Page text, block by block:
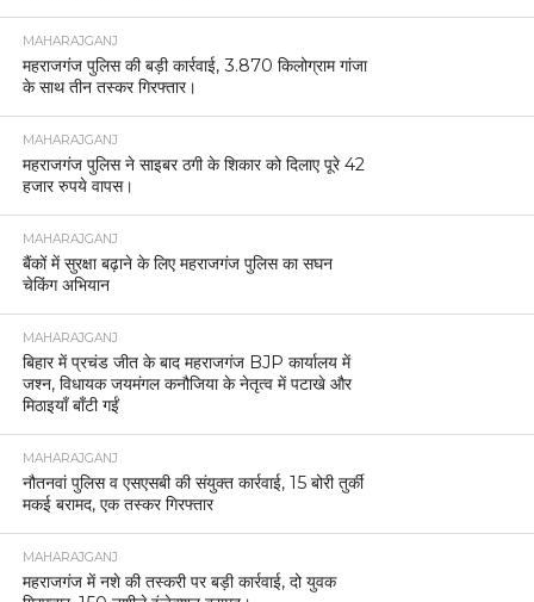
MAHARAJGANJ
महराजगंज पुलिस की बड़ी कार्रवाई, 3.870 किलोग्राम गांजा
के साथ तीन तस्कर गिरफ्तार।
MAHARAJGANJ
महराजगंज पुलिस ने साइबर ठगी के शिकार को दिलाए पूरे 42
हजार रुपये वापस।
MAHARAJGANJ
बैंकों में सुरक्षा बढ़ाने के लिए महराजगंज पुलिस का सघन
चेकिंग अभियान
MAHARAJGANJ
बिहार में प्रचंड जीत के बाद महराजगंज BJP कार्यालय में
जश्न, विधायक जयमंगल कनौजिया के नेतृत्व में पटाखे और
मिठाइयाँ बाँटी गईं
MAHARAJGANJ
नौतनवां पुलिस व एसएसबी की संयुक्त कार्रवाई, 15 बोरी तुर्की
मकई बरामद, एक तस्कर गिरफ्तार
MAHARAJGANJ
महराजगंज में नशे की तस्करी पर बड़ी कार्रवाई, दो युवक